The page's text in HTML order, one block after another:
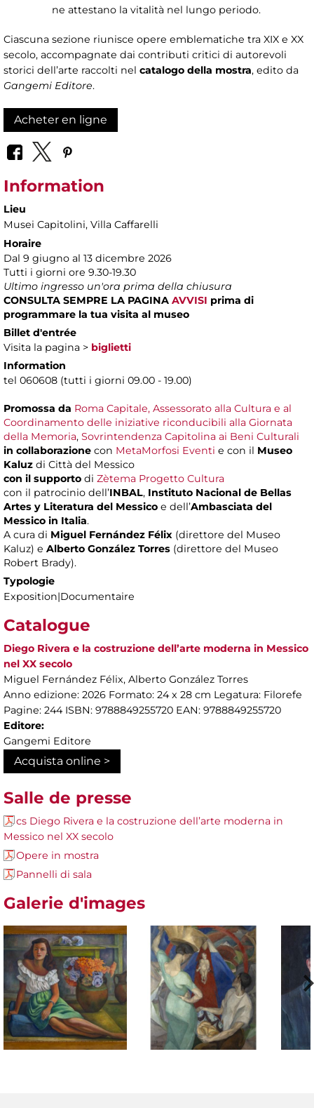
ne attestano la vitalità nel lungo periodo.
Ciascuna sezione riunisce opere emblematiche tra XIX e XX
secolo, accompagnate dai contributi critici di autorevoli
storici dell’arte raccolti nel catalogo della mostra, edito da
Gangemi Editore.
Acheter en ligne
Information
Lieu
Musei Capitolini, Villa Caffarelli
Horaire
Dal 9 giugno al 13 dicembre 2026
Tutti i giorni ore 9.30-19.30
Ultimo ingresso un'ora prima della chiusura
CONSULTA SEMPRE LA PAGINA AVVISI prima di
programmare la tua visita al museo
Billet d'entrée
Visita la pagina > biglietti
Information
tel 060608 (tutti i giorni 09.00 - 19.00)
Promossa da Roma Capitale, Assessorato alla Cultura e al
Coordinamento delle iniziative riconducibili alla Giornata
della Memoria, Sovrintendenza Capitolina ai Beni Culturali
in collaborazione con MetaMorfosi Eventi e con il Museo
Kaluz di Città del Messico
con il supporto di Zètema Progetto Cultura
con il patrocinio dell’INBAL, Instituto Nacional de Bellas
Artes y Literatura del Messico e dell’Ambasciata del
Messico in Italia.
A cura di Miguel Fernández Félix (direttore del Museo
Kaluz) e Alberto González Torres (direttore del Museo
Robert Brady).
Typologie
Exposition|Documentaire
Catalogue
Diego Rivera e la costruzione dell’arte moderna in Messico
nel XX secolo
Miguel Fernández Félix, Alberto González Torres
Anno edizione: 2026 Formato: 24 x 28 cm Legatura: Filorefe
Pagine: 244 ISBN: 9788849255720 EAN: 9788849255720
Editore:
Gangemi Editore
Acquista online >
Salle de presse
cs Diego Rivera e la costruzione dell’arte moderna in
Messico nel XX secolo
Opere in mostra
Pannelli di sala
Galerie d'images